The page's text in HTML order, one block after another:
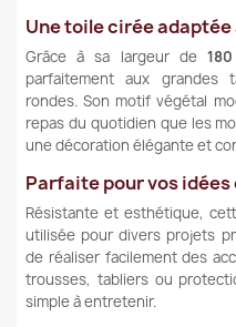
Une toile cirée
Grâce à sa largeur de
parfaitement aux grandes
rondes. Son motif végétal
repas du quotidien que les
une décoration élégante et
Parfaite pour vos
Résistante et esthétique,
utilisée pour divers projets
de réaliser facilement des
trousses, tabliers ou
simple à entretenir.